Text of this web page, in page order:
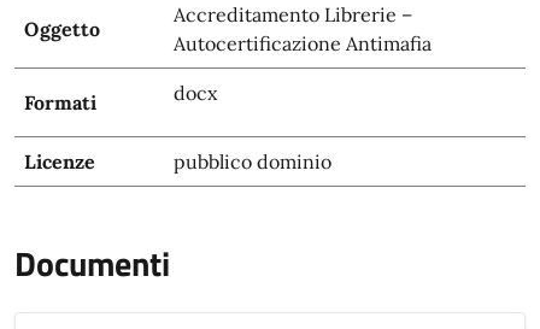
Oggetto
Accreditamento Librerie –
Autocertificazione Antimafia
Formati docx
Licenze pubblico dominio
Documenti